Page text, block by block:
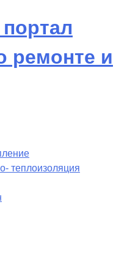
теплоизоляция